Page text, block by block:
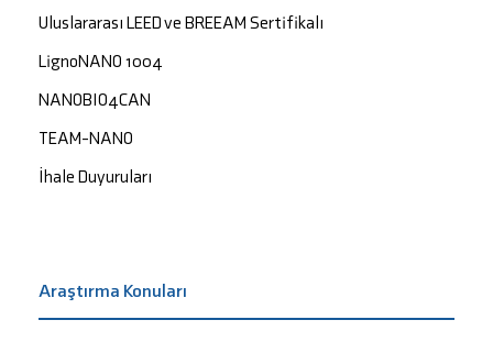
Uluslararası LEED ve BREEAM Sertifikalı
LignoNANO 1004
NANOBIO4CAN
TEAM-NANO
İhale Duyuruları
Araştırma Konuları